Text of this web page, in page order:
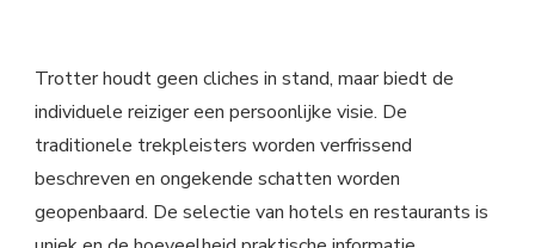
Trotter houdt geen cliches in stand, maar biedt de
individuele reiziger een persoonlijke visie. De
traditionele trekpleisters worden verfrissend
beschreven en ongekende schatten worden
geopenbaard. De selectie van hotels en restaurants is